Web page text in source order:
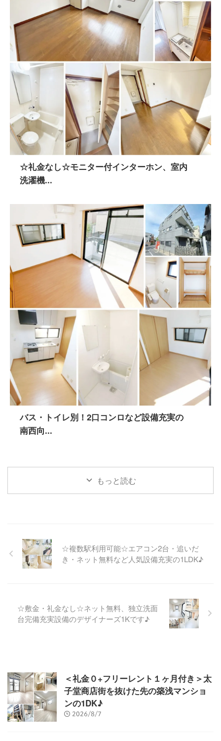
☆礼金なし☆モニター付インターホン、室内
洗濯機...
バス・トイレ別！2口コンロなど設備充実の
南西向...
もっと読む
☆複数駅利用可能☆エアコン2台・追いだ
き・ネット無料など人気設備充実の1LDK♪
☆敷金・礼金なし☆ネット無料、独立洗面
台完備充実設備のデザイナーズ1Kです♪
＜礼金０+フリーレント１ヶ月付き＞太
子堂商店街を抜けた先の築浅マンショ
ンの1DK♪
2026/8/7